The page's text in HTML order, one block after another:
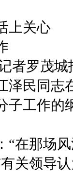
关心
者罗茂
泽民同志
子工作的
“在那场
关领导